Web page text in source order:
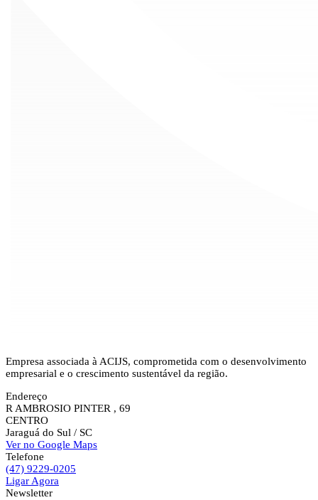
Empresa associada à ACIJS, comprometida com o desenvolvimento
empresarial e o crescimento sustentável da região.
Endereço
R AMBROSIO PINTER , 69
CENTRO
Jaraguá do Sul / SC
Ver no Google Maps
Telefone
(47) 9229-0205
Ligar Agora
Newsletter